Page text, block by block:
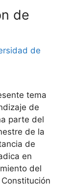
de
de
tema
de
parte del
de la
de
en
del